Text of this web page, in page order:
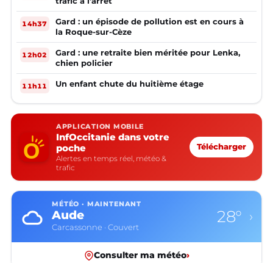
14h37
Gard : un épisode de pollution est en cours à
la Roque-sur-Cèze
12h02
Gard : une retraite bien méritée pour Lenka,
chien policier
11h11 Un enfant chute du huitième étage
APPLICATION MOBILE
InfOccitanie dans votre
poche
Alertes en temps réel, météo &
trafic
Télécharger
MÉTÉO · MAINTENANT
Aude
Carcassonne · Couvert
28° ›
Consulter ma météo›